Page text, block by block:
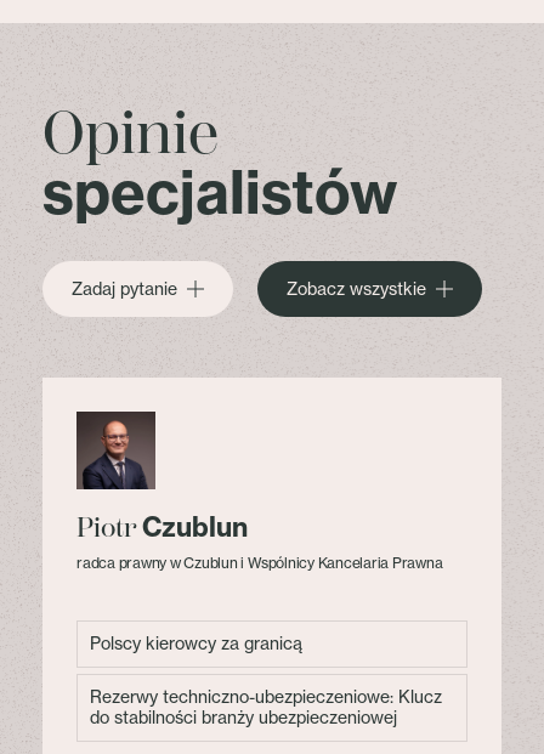
Opinie
specjalistów
Zadaj pytanie Zobacz wszystkie
PiotrCzublun
radca prawny w Czublun i Wspólnicy Kancelaria Prawna
Polscy kierowcy za granicą
Rezerwy techniczno-ubezpieczeniowe: Klucz
do stabilności branży ubezpieczeniowej